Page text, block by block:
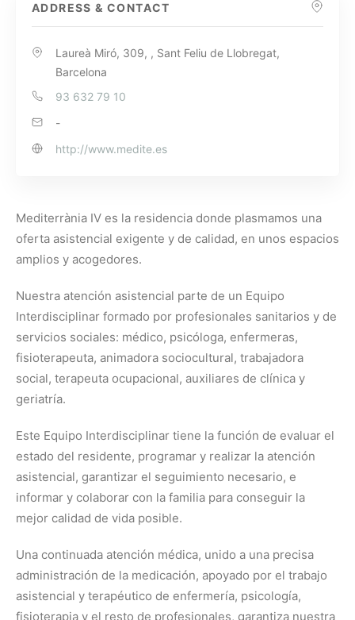
ADDRESS & CONTACT
Laureà Miró, 309, , Sant Feliu de Llobregat,
Barcelona
93 632 79 10
-
http://www.medite.es
Mediterrània IV es la residencia donde plasmamos una
oferta asistencial exigente y de calidad, en unos espacios
amplios y acogedores.
Nuestra atención asistencial parte de un Equipo
Interdisciplinar formado por profesionales sanitarios y de
servicios sociales: médico, psicóloga, enfermeras,
fisioterapeuta, animadora sociocultural, trabajadora
social, terapeuta ocupacional, auxiliares de clínica y
geriatría.
Este Equipo Interdisciplinar tiene la función de evaluar el
estado del residente, programar y realizar la atención
asistencial, garantizar el seguimiento necesario, e
informar y colaborar con la familia para conseguir la
mejor calidad de vida posible.
Una continuada atención médica, unido a una precisa
administración de la medicación, apoyado por el trabajo
asistencial y terapéutico de enfermería, psicología,
fisioterapia y el resto de profesionales, garantiza nuestra